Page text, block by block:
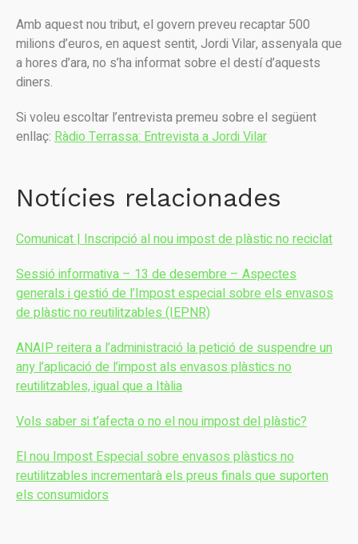
Amb aquest nou tribut, el govern preveu recaptar 500
milions d’euros, en aquest sentit, Jordi Vilar, assenyala que
a hores d’ara, no s’ha informat sobre el destí d’aquests
diners.
Si voleu escoltar l’entrevista premeu sobre el següent
enllaç: Ràdio Terrassa: Entrevista a Jordi Vilar
Notícies relacionades
Comunicat | Inscripció al nou impost de plàstic no reciclat
Sessió informativa – 13 de desembre – Aspectes
generals i gestió de l’Impost especial sobre els envasos
de plàstic no reutilitzables (IEPNR)
ANAIP reitera a l’administració la petició de suspendre un
any l’aplicació de l’impost als envasos plàstics no
reutilitzables, igual que a Itàlia
Vols saber si t’afecta o no el nou impost del plàstic?
El nou Impost Especial sobre envasos plàstics no
reutilitzables incrementarà els preus finals que suporten
els consumidors